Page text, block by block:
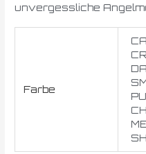
unvergessliche
Farbe